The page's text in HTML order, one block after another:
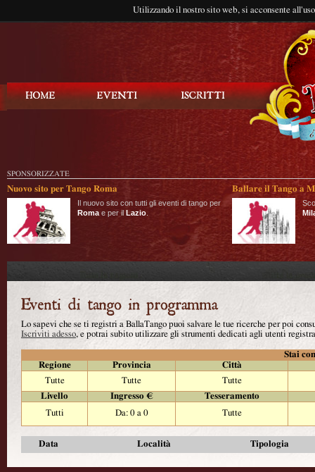
Utilizzando il nostro sito web, si acconsente
SPONSORIZZATE
Nuovo sito per Tango Roma
Il nuovo sito con tutti gli eventi di tango per
Roma e per il Lazio
Ballare il Tango a
Lo sapevi che se ti registri a BallaTango puoi salvare le tue ricerche per poi
Iscriviti adesso, e potrai subito utilizzare gli strumenti dedicati agli utenti
Stai
Regione
Provincia
Città
Tutte
Tutte
Tutte
Livello
Ingresso €
Tesseramento
Tutti
Da: 0 a 0 Tutte
Data Località Tipologia